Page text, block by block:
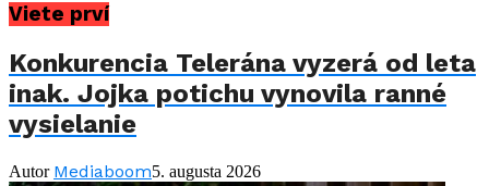
Viete prví
Konkurencia Telerána vyzerá od leta
inak. Jojka potichu vynovila ranné
vysielanie
Autor Mediaboom5. augusta 2026